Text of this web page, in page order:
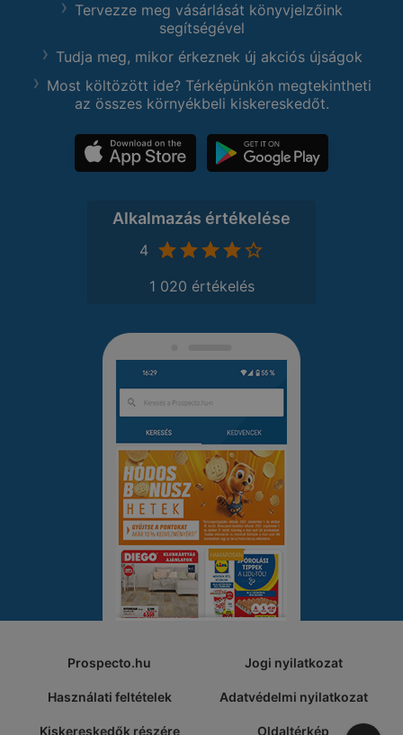
Tervezze meg vásárlását könyvjelzőink
segítségével
Tudja meg, mikor érkeznek új akciós újságok
Most költözött ide? Térképünkön megtekintheti
az összes környékbeli kiskereskedőt.
Alkalmazás értékelése
4
1 020 értékelés
Prospecto.hu Jogi nyilatkozat
Használati feltételek Adatvédelmi nyilatkozat
Kiskereskedők részére Oldaltérkép